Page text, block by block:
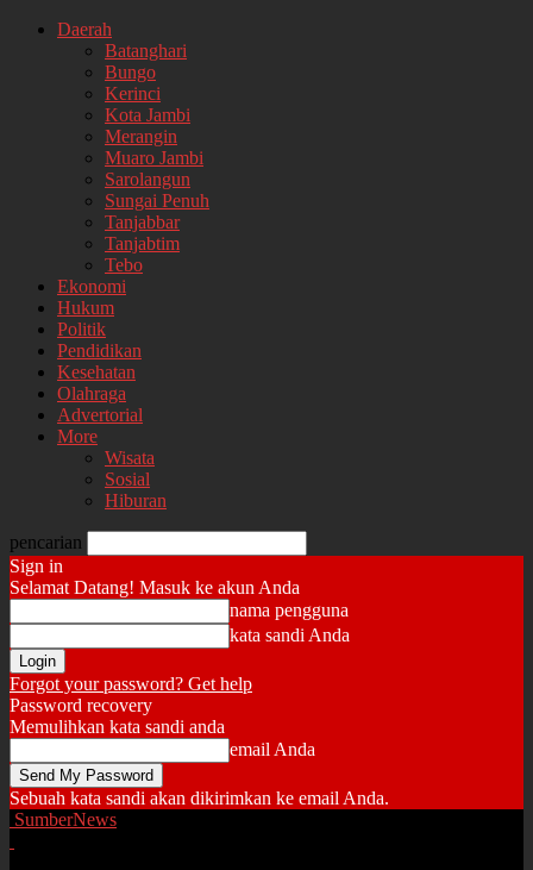
Daerah
Batanghari
Bungo
Kerinci
Kota Jambi
Merangin
Muaro Jambi
Sarolangun
Sungai Penuh
Tanjabbar
Tanjabtim
Tebo
Ekonomi
Hukum
Politik
Pendidikan
Kesehatan
Olahraga
Advertorial
More
Wisata
Sosial
Hiburan
pencarian
Sign in
Selamat Datang! Masuk ke akun Anda
nama pengguna
kata sandi Anda
Forgot your password? Get help
Password recovery
Memulihkan kata sandi anda
email Anda
Sebuah kata sandi akan dikirimkan ke email Anda.
SumberNews